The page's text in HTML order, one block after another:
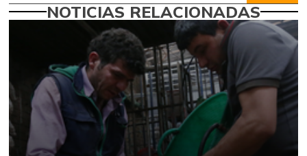
NOTICIAS RELACIONADAS